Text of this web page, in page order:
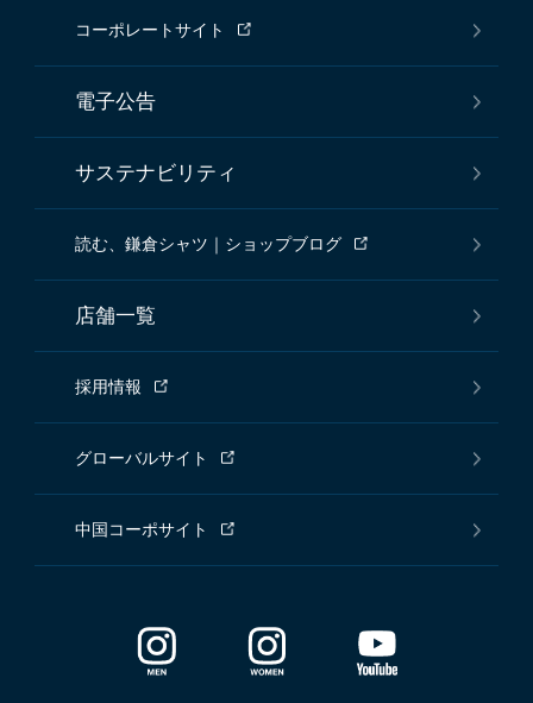
コーポレートサイト
電子公告
サステナビリティ
読む、鎌倉シャツ｜ショップブログ
店舗一覧
採用情報
グローバルサイト
中国コーポサイト